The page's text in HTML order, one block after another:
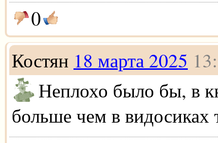
0
Костян 18 марта 2025
Неплохо было бы, в
больше чем в видосиках